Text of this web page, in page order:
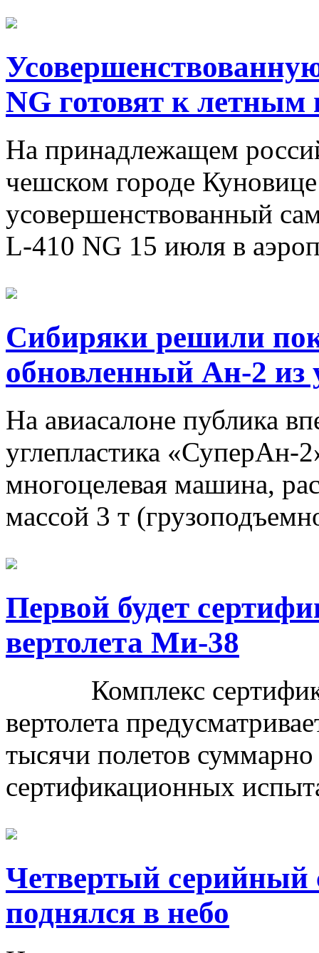
NG готовят к
На принадлежащем
чешском городе
усовершенствованный
L-410 NG 15 июля в
Сибиряки решили
обновленный Ан-2 из
На авиасалоне публика
углепластика «СуперАн-
многоцелевая машина,
массой 3 т
Первой будет
вертолета Ми-38
Комплекс
вертолета
тысячи полетов
сертификационных
Четвертый серийный
поднялся в небо